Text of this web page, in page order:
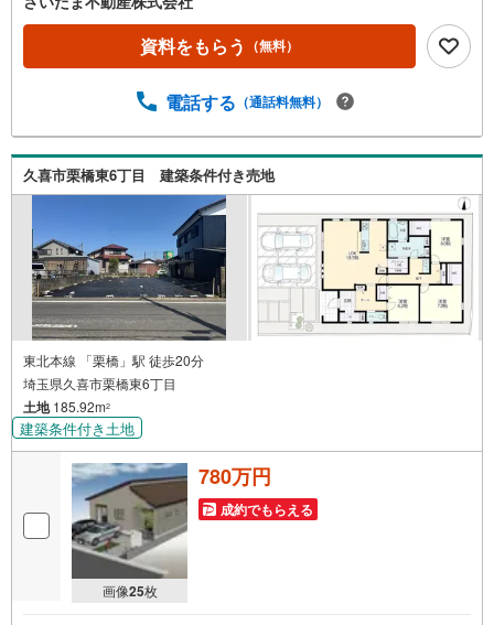
資料をもらう （無料）
電話する （通話料無料）
久喜市栗橋東6丁目 建築条件付き売地
東北本線 「栗橋」駅 徒歩20分
埼玉県久喜市栗橋東6丁目
土地185.92m2
建築条件付き土地
画像25枚
780万円
成約でもらえる